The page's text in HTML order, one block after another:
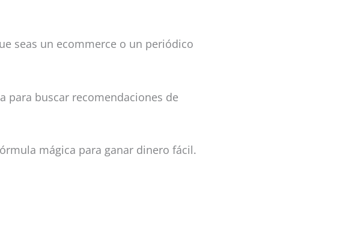
seas un ecommerce o un periódico
para buscar recomendaciones de
mágica para ganar dinero fácil.